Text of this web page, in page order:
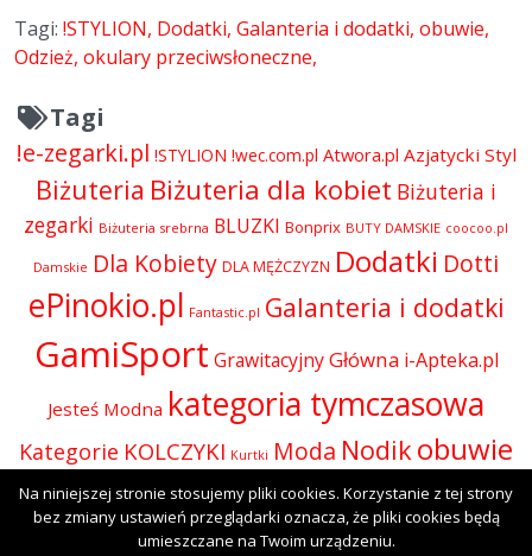
Tagi: !STYLION Dodatki Galanteria i dodatki obuwie
Odzież okulary przeciwsłoneczne
Tagi
!e-zegarki.pl !STYLION !wec.com.pl Atwora.pl Azjatycki Styl
Biżuteria Biżuteria dla kobiet Biżuteria i
zegarki Biżuteria srebrna BLUZKI Bonprix BUTY DAMSKIE coocoo.pl
Damskie Dla Kobiety DLA MĘŻCZYZN Dodatki Dotti
ePinokio.pl Fantastic.pl Galanteria i dodatki
GamiSport Grawitacyjny Główna i-Apteka.pl
Jesteś Modna kategoria tymczasowa
Kategorie KOLCZYKI Kurtki Moda Nodik obuwie
Odzież Okulary Olive.pl Perfumy Perfumy i kosmetyki
rodium Skórzana.com Sport-Shop.pl SUKIENKI
Na niniejszej stronie stosujemy pliki cookies. Korzystanie z tej strony
bez zmiany ustawień przeglądarki oznacza, że pliki cookies będą
umieszczane na Twoim urządzeniu.